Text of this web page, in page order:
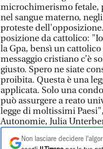
microchimerismo fetale,
nel sangue materno,
proteste
posizione da cattolico:
la Gpa, bensì un
messaggio cristiano c’è
giusto. Spero ne siate
proibita. Questa è una
applicata. Solo una
può assurgere a reato
legge di moltissimi
Autonomie, Julia
Non lasciare decidere